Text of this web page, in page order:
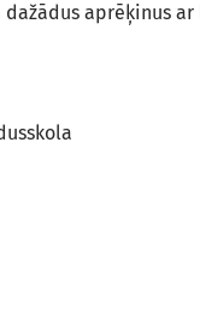
aprēķinus